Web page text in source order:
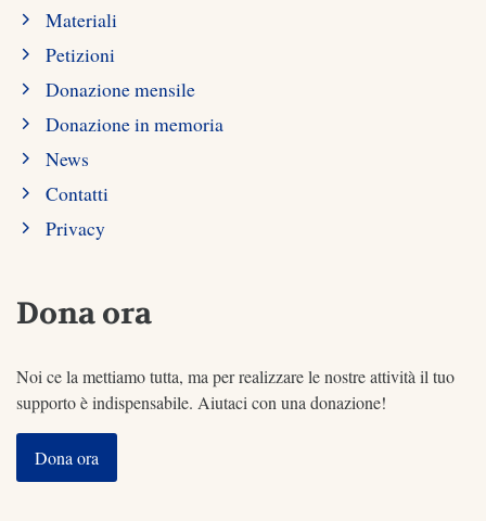
Materiali
Petizioni
Donazione mensile
Donazione in memoria
News
Contatti
Privacy
Dona ora
Noi ce la mettiamo tutta, ma per realizzare le nostre attività il tuo
supporto è indispensabile. Aiutaci con una donazione!
Dona ora